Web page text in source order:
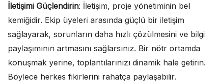
İletişimi Güçlendirin: İletişim, proje yönetiminin bel
kemiğidir. Ekip üyeleri arasında güçlü bir iletişim
sağlayarak, sorunların daha hızlı çözülmesini ve bilgi
paylaşımının artmasını sağlarsınız. Bir nötr ortamda
konuşmak yerine, toplantılarınızı dinamik hale getirin.
Böylece herkes fikirlerini rahatça paylaşabilir.